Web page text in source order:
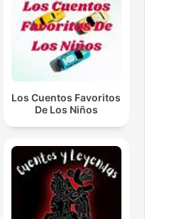
Los Cuentos Favoritos
De Los Niños